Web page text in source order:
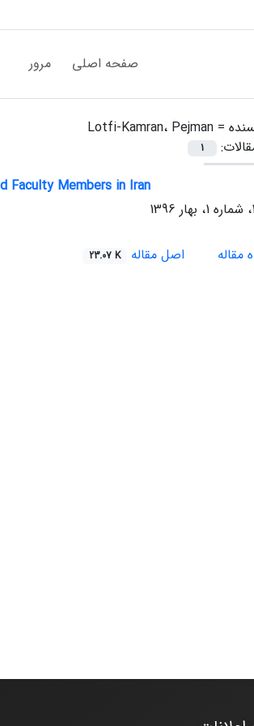
صفحه اصلی مرور
= Lotfi-Kamran، Pejman
1
Faculty Members in Iran
مقاله
اصل مقاله 23.07 K